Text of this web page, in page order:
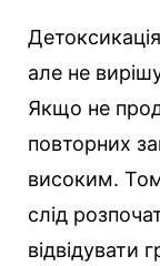
але не
Якщо не
повторних
високим.
слід
відвідувати